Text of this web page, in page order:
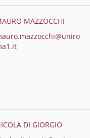
MAZZOCCHI
DI GIORGIO